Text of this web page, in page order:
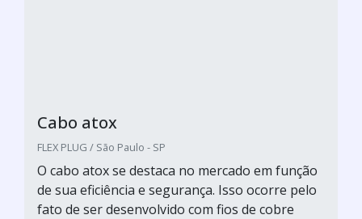
Cabo atox
FLEX PLUG / São Paulo - SP
O cabo atox se destaca no mercado em função
de sua eficiência e segurança. Isso ocorre pelo
fato de ser desenvolvido com fios de cobre